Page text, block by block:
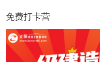
免费打卡营